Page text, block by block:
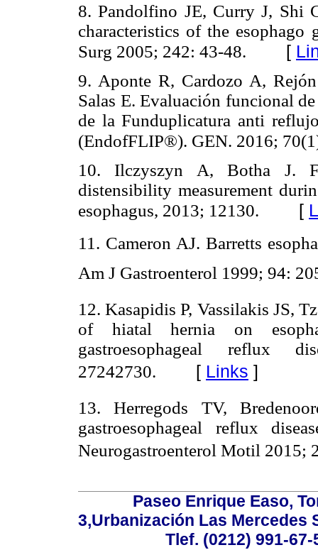
8. Pandolfino JE, Curry J, Shi
characteristics of the
Surg 2005; 242: 43-48. [
9. Aponte R, Cardozo A,
Salas E. Evaluación funcional
de la Funduplicatura anti
(EndofFLIP®). GEN. 2016;
10. Ilczyszyn A, Botha J.
distensibility measurement
esophagus, 2013; 12130. [
11. Cameron AJ. Barretts
Am J Gastroenterol 1999; 94:
12. Kasapidis P, Vassilakis JS,
of hiatal hernia on
gastroesophageal
27242730. [ Links ]
13. Herregods TV,
gastroesophageal reflux
Neurogastroenterol Motil 2015;
Paseo Enrique Easo,
3,Urbanización Las Mercedes
Tlef. (0212) 991-